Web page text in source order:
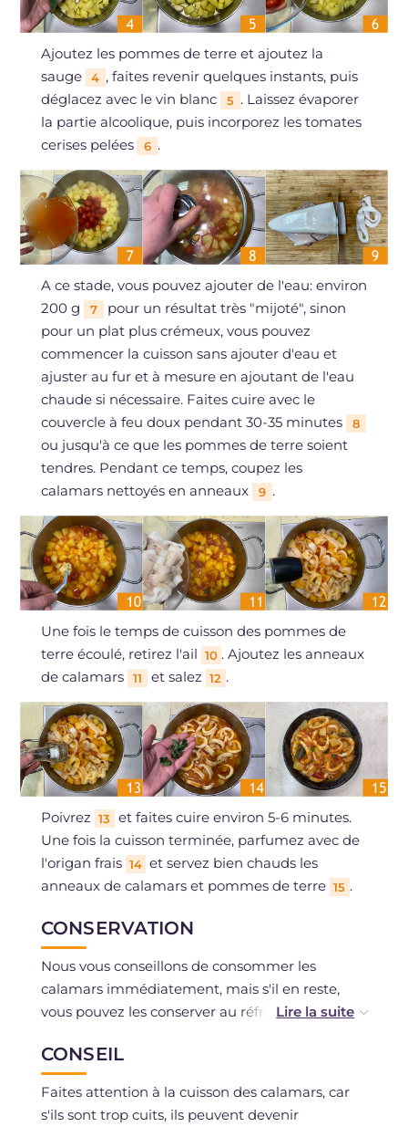
Ajoutez les pommes de terre et ajoutez la
sauge
4 , faites revenir quelques instants, puis
déglacez avec le vin blanc
5 . Laissez évaporer
la partie alcoolique, puis incorporez les tomates
cerises pelées
6 .
A ce stade, vous pouvez ajouter de l'eau: environ
200 g
7
pour un résultat très "mijoté", sinon
pour un plat plus crémeux, vous pouvez
commencer la cuisson sans ajouter d'eau et
ajuster au fur et à mesure en ajoutant de l'eau
chaude si nécessaire. Faites cuire avec le
couvercle à feu doux pendant 30-35 minutes
8
ou jusqu'à ce que les pommes de terre soient
tendres. Pendant ce temps, coupez les
calamars nettoyés en anneaux
9 .
Une fois le temps de cuisson des pommes de
terre écoulé, retirez l'ail 10 . Ajoutez les anneaux
de calamars
11 et salez 12 .
Poivrez 13
et faites cuire environ 5-6 minutes.
Une fois la cuisson terminée, parfumez avec de
l'origan frais 14 et servez bien chauds les
anneaux de calamars et pommes de terre 15 .
CONSERVATION
Nous vous conseillons de consommer les
calamars immédiatement, mais s'il en reste,
vous pouvez les conserver au réfrigérateur
pommes de terre à l'avance et ne cuire les
calamars qu'au moment de servir.
CONSEIL
Faites attention à la cuisson des calamars, car
s'ils sont trop cuits, ils peuvent devenir